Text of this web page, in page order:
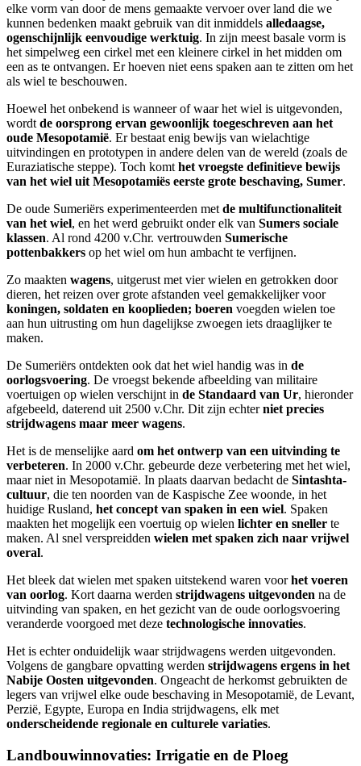
elke vorm van door de mens gemaakte vervoer over land die we
kunnen bedenken maakt gebruik van dit inmiddels alledaagse,
ogenschijnlijk eenvoudige werktuig. In zijn meest basale vorm is
het simpelweg een cirkel met een kleinere cirkel in het midden om
een as te ontvangen. Er hoeven niet eens spaken aan te zitten om het
als wiel te beschouwen.
Hoewel het onbekend is wanneer of waar het wiel is uitgevonden,
wordt de oorsprong ervan gewoonlijk toegeschreven aan het
oude Mesopotamië. Er bestaat enig bewijs van wielachtige
uitvindingen en prototypen in andere delen van de wereld (zoals de
Euraziatische steppe). Toch komt het vroegste definitieve bewijs
van het wiel uit Mesopotamiës eerste grote beschaving, Sumer.
De oude Sumeriërs experimenteerden met de multifunctionaliteit
van het wiel, en het werd gebruikt onder elk van Sumers sociale
klassen. Al rond 4200 v.Chr. vertrouwden Sumerische
pottenbakkers op het wiel om hun ambacht te verfijnen.
Zo maakten wagens, uitgerust met vier wielen en getrokken door
dieren, het reizen over grote afstanden veel gemakkelijker voor
koningen, soldaten en kooplieden; boeren voegden wielen toe
aan hun uitrusting om hun dagelijkse zwoegen iets draaglijker te
maken.
De Sumeriërs ontdekten ook dat het wiel handig was in de
oorlogsvoering. De vroegst bekende afbeelding van militaire
voertuigen op wielen verschijnt in de Standaard van Ur, hieronder
afgebeeld, daterend uit 2500 v.Chr. Dit zijn echterniet precies
strijdwagens maar meer wagens.
Het is de menselijke aard om het ontwerp van een uitvinding te
verbeteren. In 2000 v.Chr. gebeurde deze verbetering met het wiel,
maar niet in Mesopotamië. In plaats daarvan bedacht de Sintashta-
cultuur, die ten noorden van de Kaspische Zee woonde, in het
huidige Rusland, het concept van spaken in een wiel. Spaken
maakten het mogelijk een voertuig op wielen lichter en sneller te
maken. Al snel verspreidden wielen met spaken zich naar vrijwel
overal.
Het bleek dat wielen met spaken uitstekend waren voorhet voeren
van oorlog. Kort daarna werden strijdwagens uitgevonden na de
uitvinding van spaken, en het gezicht van de oude oorlogsvoering
veranderde voorgoed met deze technologische innovaties.
Het is echter onduidelijk waar strijdwagens werden uitgevonden.
Volgens de gangbare opvatting werden strijdwagens ergens in het
Nabije Oosten uitgevonden. Ongeacht de herkomst gebruikten de
legers van vrijwel elke oude beschaving in Mesopotamië, de Levant,
Perzië, Egypte, Europa en India strijdwagens, elk met
onderscheidende regionale en culturele variaties.
Landbouwinnovaties: Irrigatie en de Ploeg